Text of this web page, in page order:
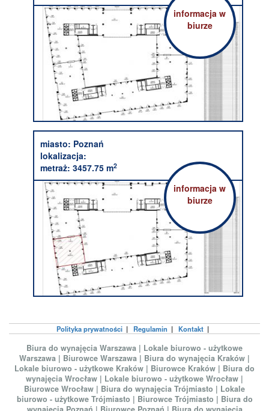
informacja w
biurze
miasto: Poznań
lokalizacja:
metraż: 3457.75 m2
informacja w
biurze
Polityka prywatności | Regulamin | Kontakt |
Biura do wynajęcia Warszawa | Lokale biurowo - użytkowe
Warszawa | Biurowce Warszawa | Biura do wynajęcia Kraków |
Lokale biurowo - użytkowe Kraków | Biurowce Kraków | Biura do
wynajęcia Wrocław | Lokale biurowo - użytkowe Wrocław |
Biurowce Wrocław | Biura do wynajęcia Trójmiasto | Lokale
biurowo - użytkowe Trójmiasto | Biurowce Trójmiasto | Biura do